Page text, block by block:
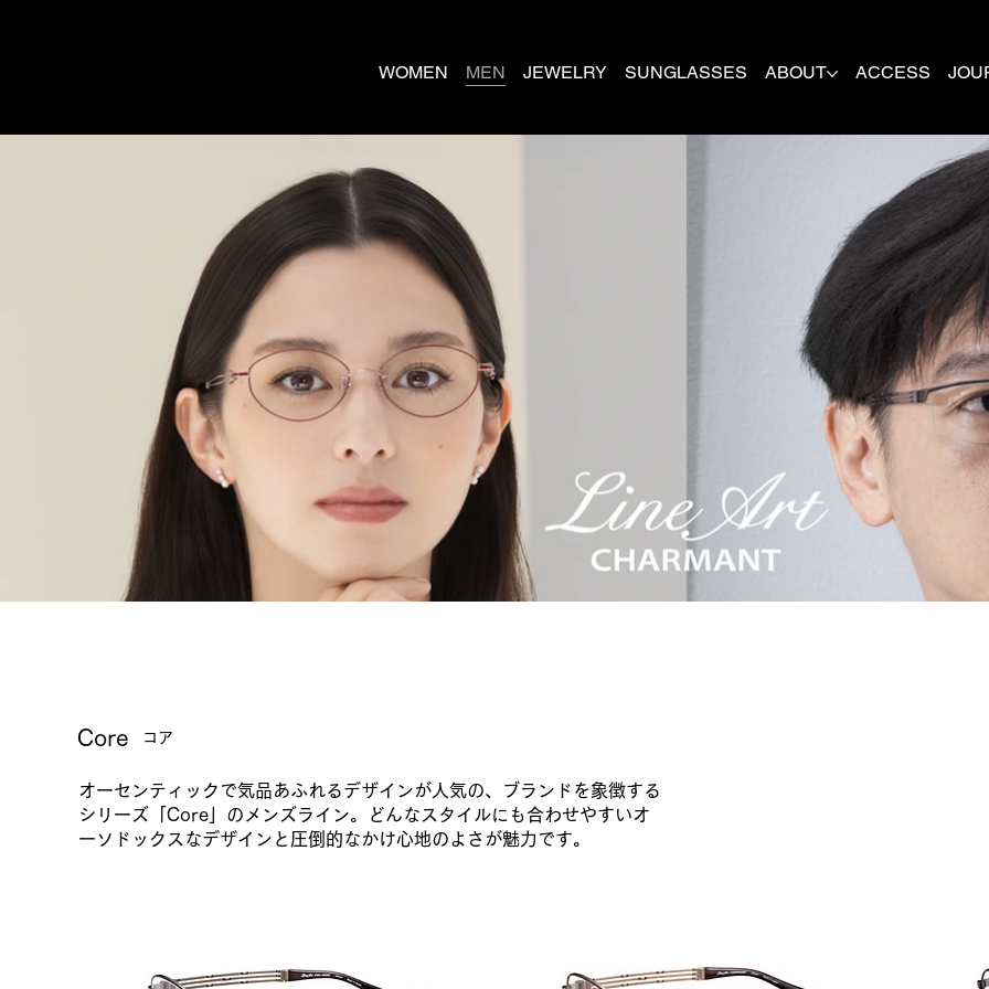
WOMEN MEN JEWELRY SUNGLASSES ABOUT ACCESS
ラインアート シャルマン
2026年 Visual-Core
Core コア
オーセンティックで気品あふれるデザインが人気の、ブランドを象徴する
シリーズ「Core」のメンズライン。どんなスタイルにも合わせやすいオ
ーソドックスなデザインと圧倒的なかけ心地のよさが魅力です。